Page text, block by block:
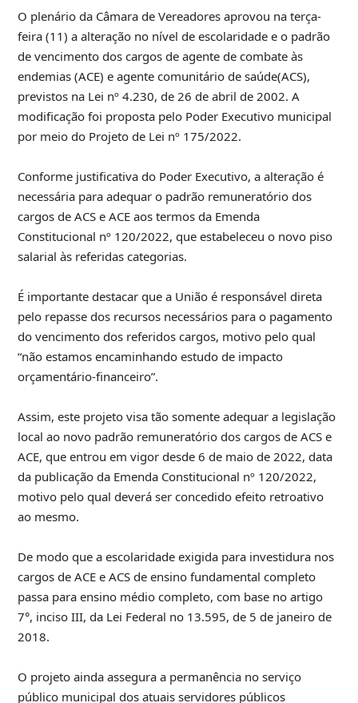
O plenário da Câmara de Vereadores aprovou na terça-
feira (11) a alteração no nível de escolaridade e o padrão
de vencimento dos cargos de agente de combate às
endemias (ACE) e agente comunitário de saúde(ACS),
previstos na Lei nº 4.230, de 26 de abril de 2002. A
modificação foi proposta pelo Poder Executivo municipal
por meio do Projeto de Lei nº 175/2022.
Conforme justificativa do Poder Executivo, a alteração é
necessária para adequar o padrão remuneratório dos
cargos de ACS e ACE aos termos da Emenda
Constitucional nº 120/2022, que estabeleceu o novo piso
salarial às referidas categorias.
É importante destacar que a União é responsável direta
pelo repasse dos recursos necessários para o pagamento
do vencimento dos referidos cargos, motivo pelo qual
“não estamos encaminhando estudo de impacto
orçamentário-financeiro”.
Assim, este projeto visa tão somente adequar a legislação
local ao novo padrão remuneratório dos cargos de ACS e
ACE, que entrou em vigor desde 6 de maio de 2022, data
da publicação da Emenda Constitucional nº 120/2022,
motivo pelo qual deverá ser concedido efeito retroativo
ao mesmo.
De modo que a escolaridade exigida para investidura nos
cargos de ACE e ACS de ensino fundamental completo
passa para ensino médio completo, com base no artigo
7°, inciso III, da Lei Federal no 13.595, de 5 de janeiro de
2018.
O projeto ainda assegura a permanência no serviço
público municipal dos atuais servidores públicos